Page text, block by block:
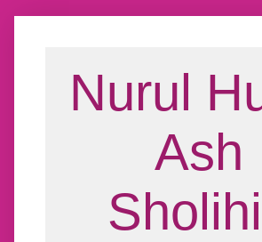
Nurul
Ash